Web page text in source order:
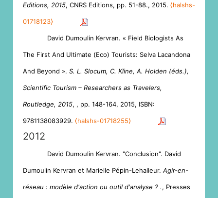
Editions, 2015, CNRS Editions, pp. 51-88., 2015. ⟨halshs-
01718123⟩
David Dumoulin Kervran. « Field Biologists As
The First And Ultimate (Eco) Tourists: Selva Lacandona
And Beyond ». S. L. Slocum, C. Kline, A. Holden (éds.),
Scientific Tourism – Researchers as Travelers,
Routledge, 2015, , pp. 148-164, 2015, ISBN:
9781138083929. ⟨halshs-01718255⟩
2012
David Dumoulin Kervran. "Conclusion". David
Dumoulin Kervran et Marielle Pépin-Lehalleur. Agir-en-
réseau : modèle d'action ou outil d'analyse ? ., Presses